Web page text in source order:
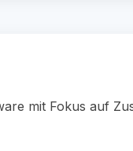
mit Fokus auf